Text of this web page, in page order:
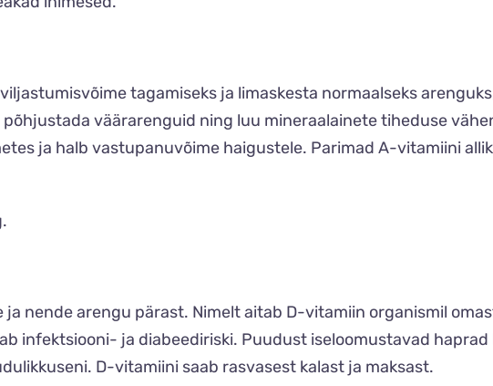
tagamiseks ja limaskesta normaalseks
väärarenguid ning luu mineraalainete tiheduse
ja halb vastupanuvõime haigustele. Parimad A-vitamiini
nende arengu pärast. Nimelt aitab D-vitamiin organismil
infektsiooni- ja diabeediriski. Puudust iseloomustavad
D-vitamiini saab rasvasest kalast ja maksast.